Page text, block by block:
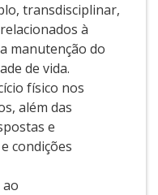
transdisciplinar,
à
manutenção do
de vida.
físico nos
além das
e
condições